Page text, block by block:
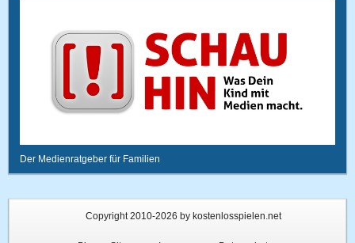
Der Medienratgeber für Familien
Copyright 2010-2026 by kostenlosspielen.net